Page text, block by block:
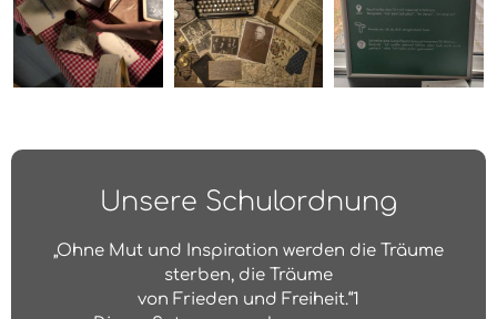
Unsere Schulordnung
„Ohne Mut und Inspiration werden die Träume
sterben, die Träume
von Frieden und Freiheit.“1